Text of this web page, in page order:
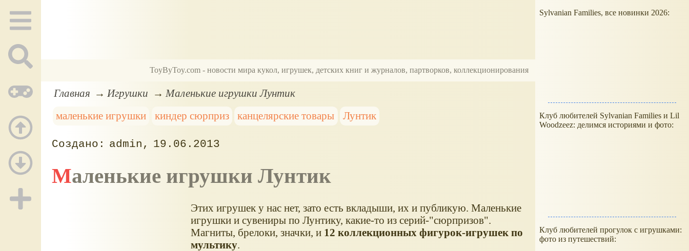
ToyByToy.com - новости мира кукол, игрушек, детских книг и журналов, партворков, коллекционирования
Главная Игрушки
Маленькие игрушки Лунтик
маленькие игрушки
киндер сюрприз канцелярские товары Лунтик
admin 19.06.2013
Маленькие игрушки Лунтик
Этих игрушек у нас нет, зато есть вкладыши, их и публикую. Маленькие
игрушки и сувениры по Лунтику, какие-то из серий-"сюрпризов".
Магниты, брелоки, значки, и 12 коллекционных фигурок-игрушек по
мультику.
Sylvanian Families, все новинки 2026:
Клуб любителей Sylvanian Families и Lil
Woodzeez: делимся историями и фото:
Клуб любителей прогулок с игрушками:
фото из путешествий: